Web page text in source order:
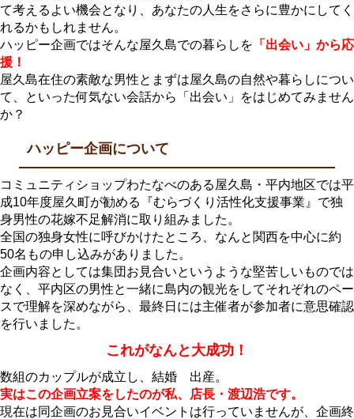
て考えるよい機会となり、あなたの人生をさらに豊かにしてく
れるかもしれません。
ハッピー企画ではそんな屋久島での暮らしを 「出会い」から応
援！
屋久島在住の素敵な男性とまずは屋久島の自然や暮らしについ
て、といった何気ない会話から「出会い」をはじめてみません
か？
ハッピー企画について
コミュニティショップわたなべのある屋久島・平内地区では平
成10年度屋久町が勧める『むらづくり活性化支援事業』で独
身男性の花嫁不足解消に取り組みました。
全国の独身女性に呼びかけたところ、なんと関西を中心に約
50名もの申し込みがありました。
企画内容としては集団お見合いというような堅苦しいものでは
なく、平内区の男性と一緒に島内の観光をしてそれぞれのペー
スで理解を深めながら、最終日には主催者が参加者に意思確認
を行いました。
これがなんと大成功！
数組のカップルが成立し、結婚 出産。
実はこの企画立案をしたのが私、店長・渡辺浩です。
現在は同企画のお見合いイベントは行っていませんが、企画終